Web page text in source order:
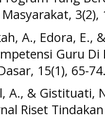
3(2),
A., Edora, E.,
Guru Di
15(1), 65-
A., & Gistituati,
Riset